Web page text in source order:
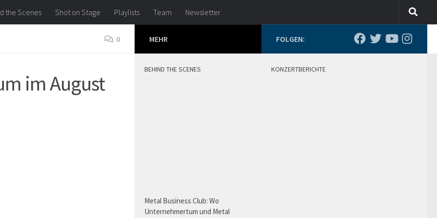
the Scenes Shot on Stage Playlists Team Newsletter
0
im August
FOLGEN:
KONZERTBERICHTE
MEHR
BEHIND THE SCENES
Metal Business Club: Wo
Unternehmertum und Metal